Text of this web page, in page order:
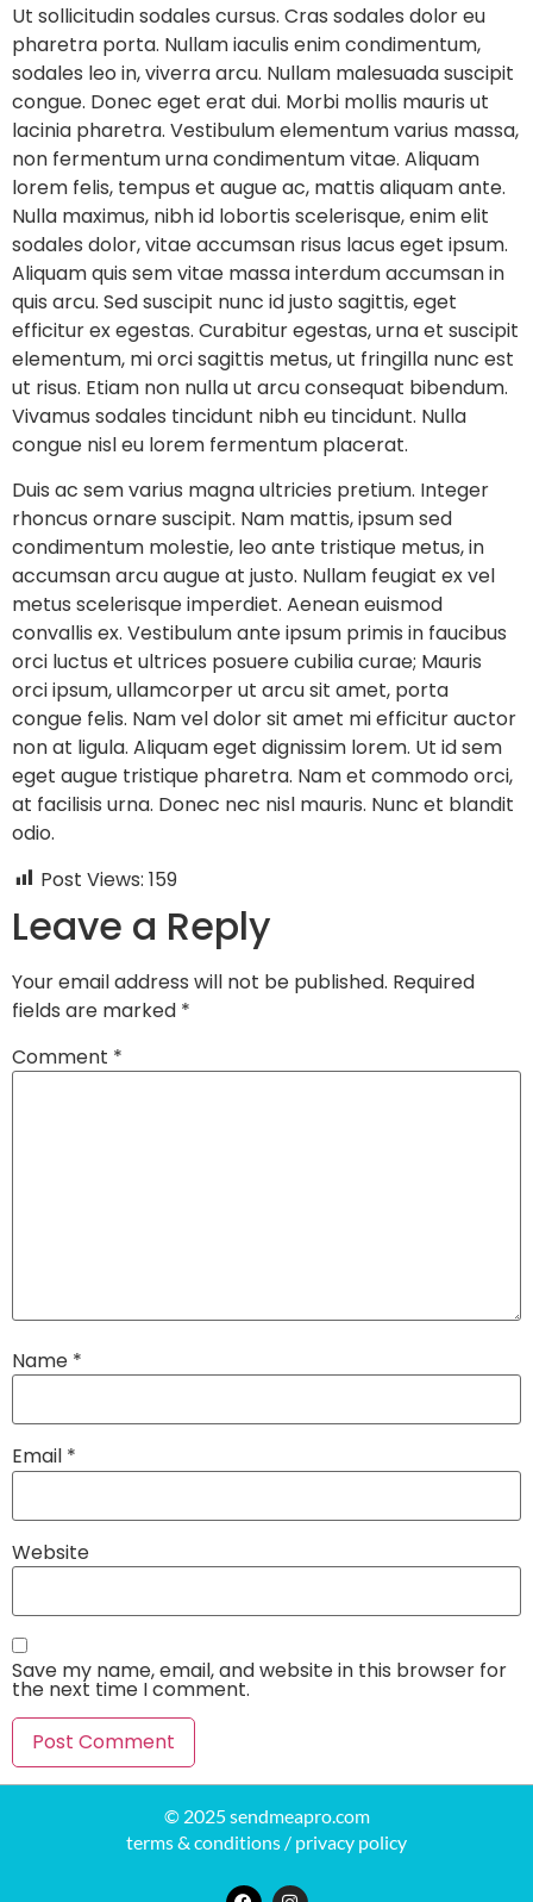
Ut sollicitudin sodales cursus. Cras sodales dolor eu
pharetra porta. Nullam iaculis enim condimentum,
sodales leo in, viverra arcu. Nullam malesuada suscipit
congue. Donec eget erat dui. Morbi mollis mauris ut
lacinia pharetra. Vestibulum elementum varius massa,
non fermentum urna condimentum vitae. Aliquam
lorem felis, tempus et augue ac, mattis aliquam ante.
Nulla maximus, nibh id lobortis scelerisque, enim elit
sodales dolor, vitae accumsan risus lacus eget ipsum.
Aliquam quis sem vitae massa interdum accumsan in
quis arcu. Sed suscipit nunc id justo sagittis, eget
efficitur ex egestas. Curabitur egestas, urna et suscipit
elementum, mi orci sagittis metus, ut fringilla nunc est
ut risus. Etiam non nulla ut arcu consequat bibendum.
Vivamus sodales tincidunt nibh eu tincidunt. Nulla
congue nisl eu lorem fermentum placerat.
Duis ac sem varius magna ultricies pretium. Integer
rhoncus ornare suscipit. Nam mattis, ipsum sed
condimentum molestie, leo ante tristique metus, in
accumsan arcu augue at justo. Nullam feugiat ex vel
metus scelerisque imperdiet. Aenean euismod
convallis ex. Vestibulum ante ipsum primis in faucibus
orci luctus et ultrices posuere cubilia curae; Mauris
orci ipsum, ullamcorper ut arcu sit amet, porta
congue felis. Nam vel dolor sit amet mi efficitur auctor
non at ligula. Aliquam eget dignissim lorem. Ut id sem
eget augue tristique pharetra. Nam et commodo orci,
at facilisis urna. Donec nec nisl mauris. Nunc et blandit
odio.
Post Views: 159
Leave a Reply
Your email address will not be published. Required
fields are marked *
Comment *
Name *
Email *
Website
Save my name, email, and website in this browser for
the next time I comment.
© 2025 sendmeapro.com
terms & conditions / privacy policy